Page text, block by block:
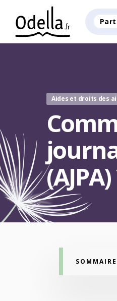
Aides et droits des
(AJPA)